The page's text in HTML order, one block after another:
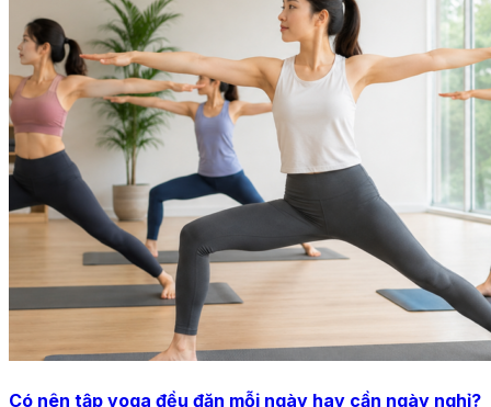
Có nên tập yoga đều đặn mỗi ngày hay cần ngày nghỉ?